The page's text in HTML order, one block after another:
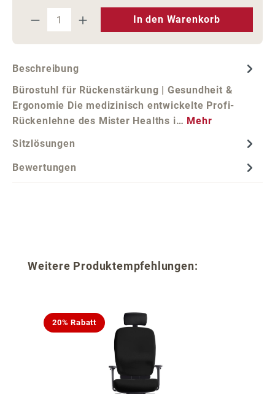
Produkt Anzahl: Gib den
In den Warenkorb
Beschreibung
Bürostuhl für Rückenstärkung | Gesundheit &
Ergonomie Die medizinisch entwickelte Profi-
Rückenlehne des Mister Healths i… Mehr
Sitzlösungen
Bewertungen
Produktgalerie überspringen
Weitere Produktempfehlungen:
20% Rabatt